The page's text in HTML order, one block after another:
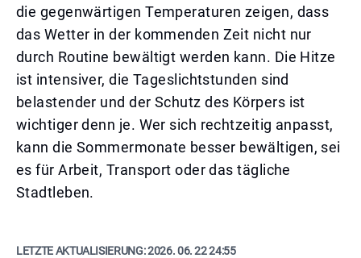
die gegenwärtigen Temperaturen zeigen, dass
das Wetter in der kommenden Zeit nicht nur
durch Routine bewältigt werden kann. Die Hitze
ist intensiver, die Tageslichtstunden sind
belastender und der Schutz des Körpers ist
wichtiger denn je. Wer sich rechtzeitig anpasst,
kann die Sommermonate besser bewältigen, sei
es für Arbeit, Transport oder das tägliche
Stadtleben.
LETZTE AKTUALISIERUNG:2026. 06. 22 24:55